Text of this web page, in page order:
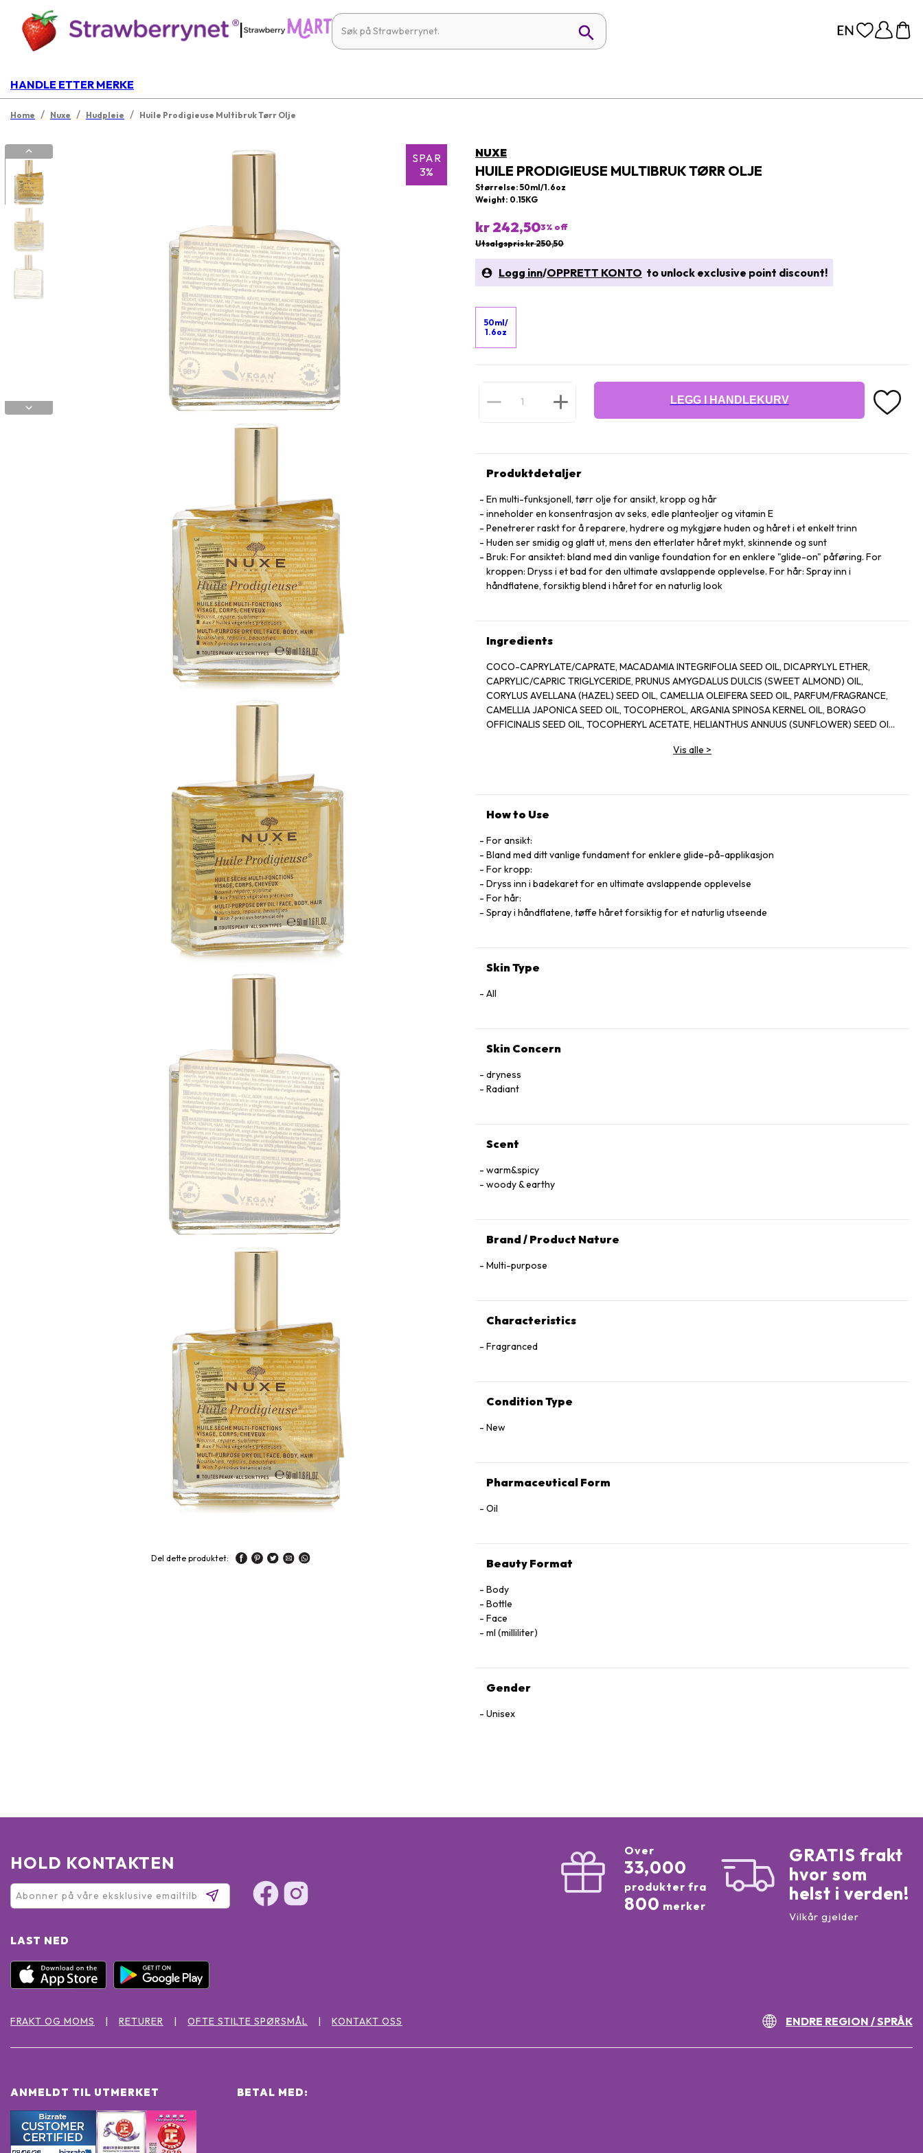
|
HANDLE ETTER MERKE
Home / Nuxe / Hudpleie / Huile Prodigieuse Multibruk Tørr Olje
SPAR
3%
Del dette produktet:
NUXE
HUILE PRODIGIEUSE MULTIBRUK TØRR OLJE
Størrelse: 50ml/1.6oz
Weight: 0.15KG
kr 242,503% off
Utsalgspris kr 250,50
Logg inn/OPPRETT KONTO to unlock exclusive point discount!
50ml/
1.6oz
LEGG I HANDLEKURV
Produktdetaljer
En multi-funksjonell, tørr olje for ansikt, kropp og hår
inneholder en konsentrasjon av seks, edle planteoljer og vitamin E
Penetrerer raskt for å reparere, hydrere og mykgjøre huden og håret i et enkelt trinn
Huden ser smidig og glatt ut, mens den etterlater håret mykt, skinnende og sunt
Bruk: For ansiktet: bland med din vanlige foundation for en enklere "glide-on" påføring. For
kroppen: Dryss i et bad for den ultimate avslappende opplevelse. For hår: Spray inn i
håndflatene, forsiktig blend i håret for en naturlig look
Ingredients
COCO-CAPRYLATE/CAPRATE, MACADAMIA INTEGRIFOLIA SEED OIL, DICAPRYLYL ETHER,
CAPRYLIC/CAPRIC TRIGLYCERIDE, PRUNUS AMYGDALUS DULCIS (SWEET ALMOND) OIL,
CORYLUS AVELLANA (HAZEL) SEED OIL, CAMELLIA OLEIFERA SEED OIL, PARFUM/FRAGRANCE,
CAMELLIA JAPONICA SEED OIL, TOCOPHEROL, ARGANIA SPINOSA KERNEL OIL, BORAGO
OFFICINALIS SEED OIL, TOCOPHERYL ACETATE, HELIANTHUS ANNUUS (SUNFLOWER) SEED OIL,
ASCORBIC ACID, SOLANUM LYCOPERSICUM (TOMATO) FRUIT EXTRACT, BENZYL SALICYLATE,
Vis alle >
How to Use
For ansikt:
Bland med ditt vanlige fundament for enklere glide-på-applikasjon
For kropp:
Dryss inn i badekaret for en ultimate avslappende opplevelse
For hår:
Spray i håndflatene, tøffe håret forsiktig for et naturlig utseende
Skin Type
All
Skin Concern
dryness
Radiant
Scent
warm&spicy
woody & earthy
Brand / Product Nature
Multi-purpose
Characteristics
Fragranced
Condition Type
New
Pharmaceutical Form
Oil
Beauty Format
Body
Bottle
Face
ml (milliliter)
Gender
Unisex
HOLD KONTAKTEN
LAST NED
Over
33,000
produkter fra
800 merker
GRATIS frakt
hvor som
helst i verden!
Vilkår gjelder
FRAKT OG MOMS RETURER OFTE STILTE SPØRSMÅL KONTAKT OSS ENDRE REGION / SPRÅK
ANMELDT TIL UTMERKET BETAL MED: